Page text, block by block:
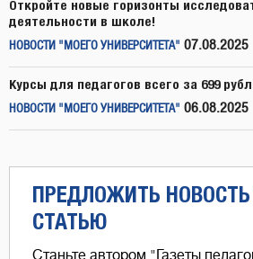
Откройте новые горизонты
деятельности в школе!
НОВОСТИ "МОЕГО УНИВЕРСИТЕТА" 07.08.2025
Курсы для педагогов всего за 699
НОВОСТИ "МОЕГО УНИВЕРСИТЕТА" 06.08.2025
ПРЕДЛОЖИТЬ
СТАТЬЮ
Станьте автором "Газеты